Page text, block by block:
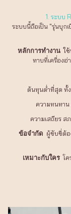
1. ระบบ
ระบบนี้ถือเป็น "รุ่นบุก
หลักการทำงาน ใ
ทาบที่เครื่อง
ต้นทุนต่ำที่สุด ทั้
ความทนทาน
ความเสถียร
ข้อจำกัด ผู้ขับขี่ต้อ
เหมาะกับใคร โค